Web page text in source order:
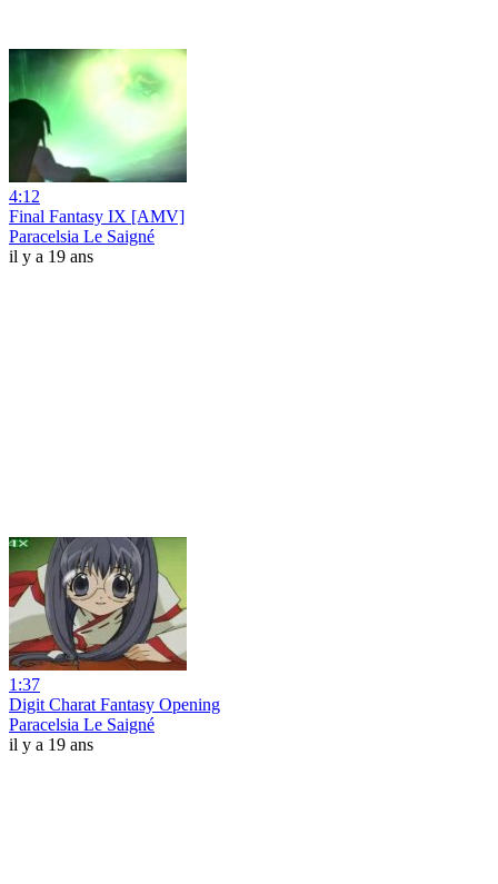
4:12
Final Fantasy IX [AMV]
Paracelsia Le Saigné
il y a 19 ans
1:37
Digit Charat Fantasy Opening
Paracelsia Le Saigné
il y a 19 ans